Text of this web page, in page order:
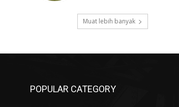
Muat lebih banyak
POPULAR CATEGORY